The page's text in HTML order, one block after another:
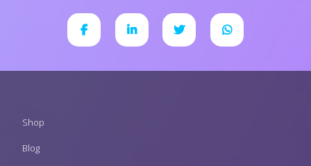
Footer
Shop
Blog